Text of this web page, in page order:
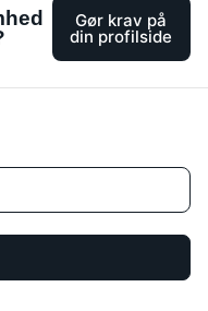
Gør krav på
din profilside